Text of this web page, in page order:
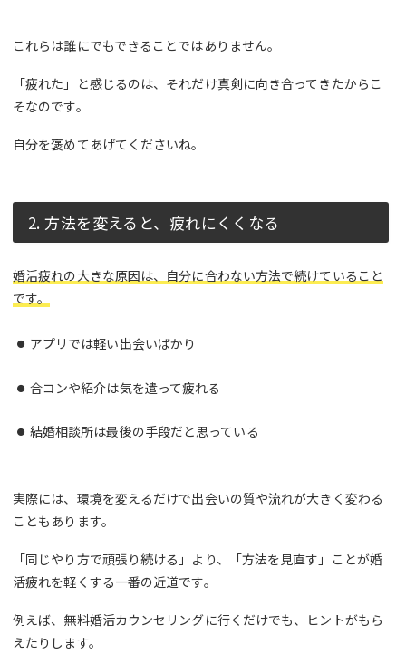
これらは誰にでもできることではありません。
「疲れた」と感じるのは、それだけ真剣に向き合ってきたからこ
そなのです。
自分を褒めてあげてくださいね。
2. 方法を変えると、疲れにくくなる
婚活疲れの大きな原因は、自分に合わない方法で続けていること
です。
アプリでは軽い出会いばかり
合コンや紹介は気を遣って疲れる
結婚相談所は最後の手段だと思っている
実際には、環境を変えるだけで出会いの質や流れが大きく変わる
こともあります。
「同じやり方で頑張り続ける」より、「方法を見直す」ことが婚
活疲れを軽くする一番の近道です。
例えば、無料婚活カウンセリングに行くだけでも、ヒントがもら
えたりします。